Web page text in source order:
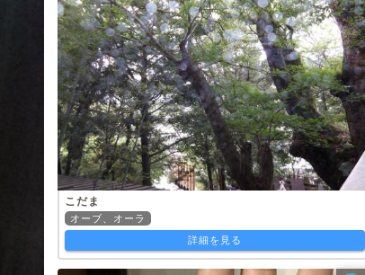
こだま
オーブ、オーラ
詳細を見る